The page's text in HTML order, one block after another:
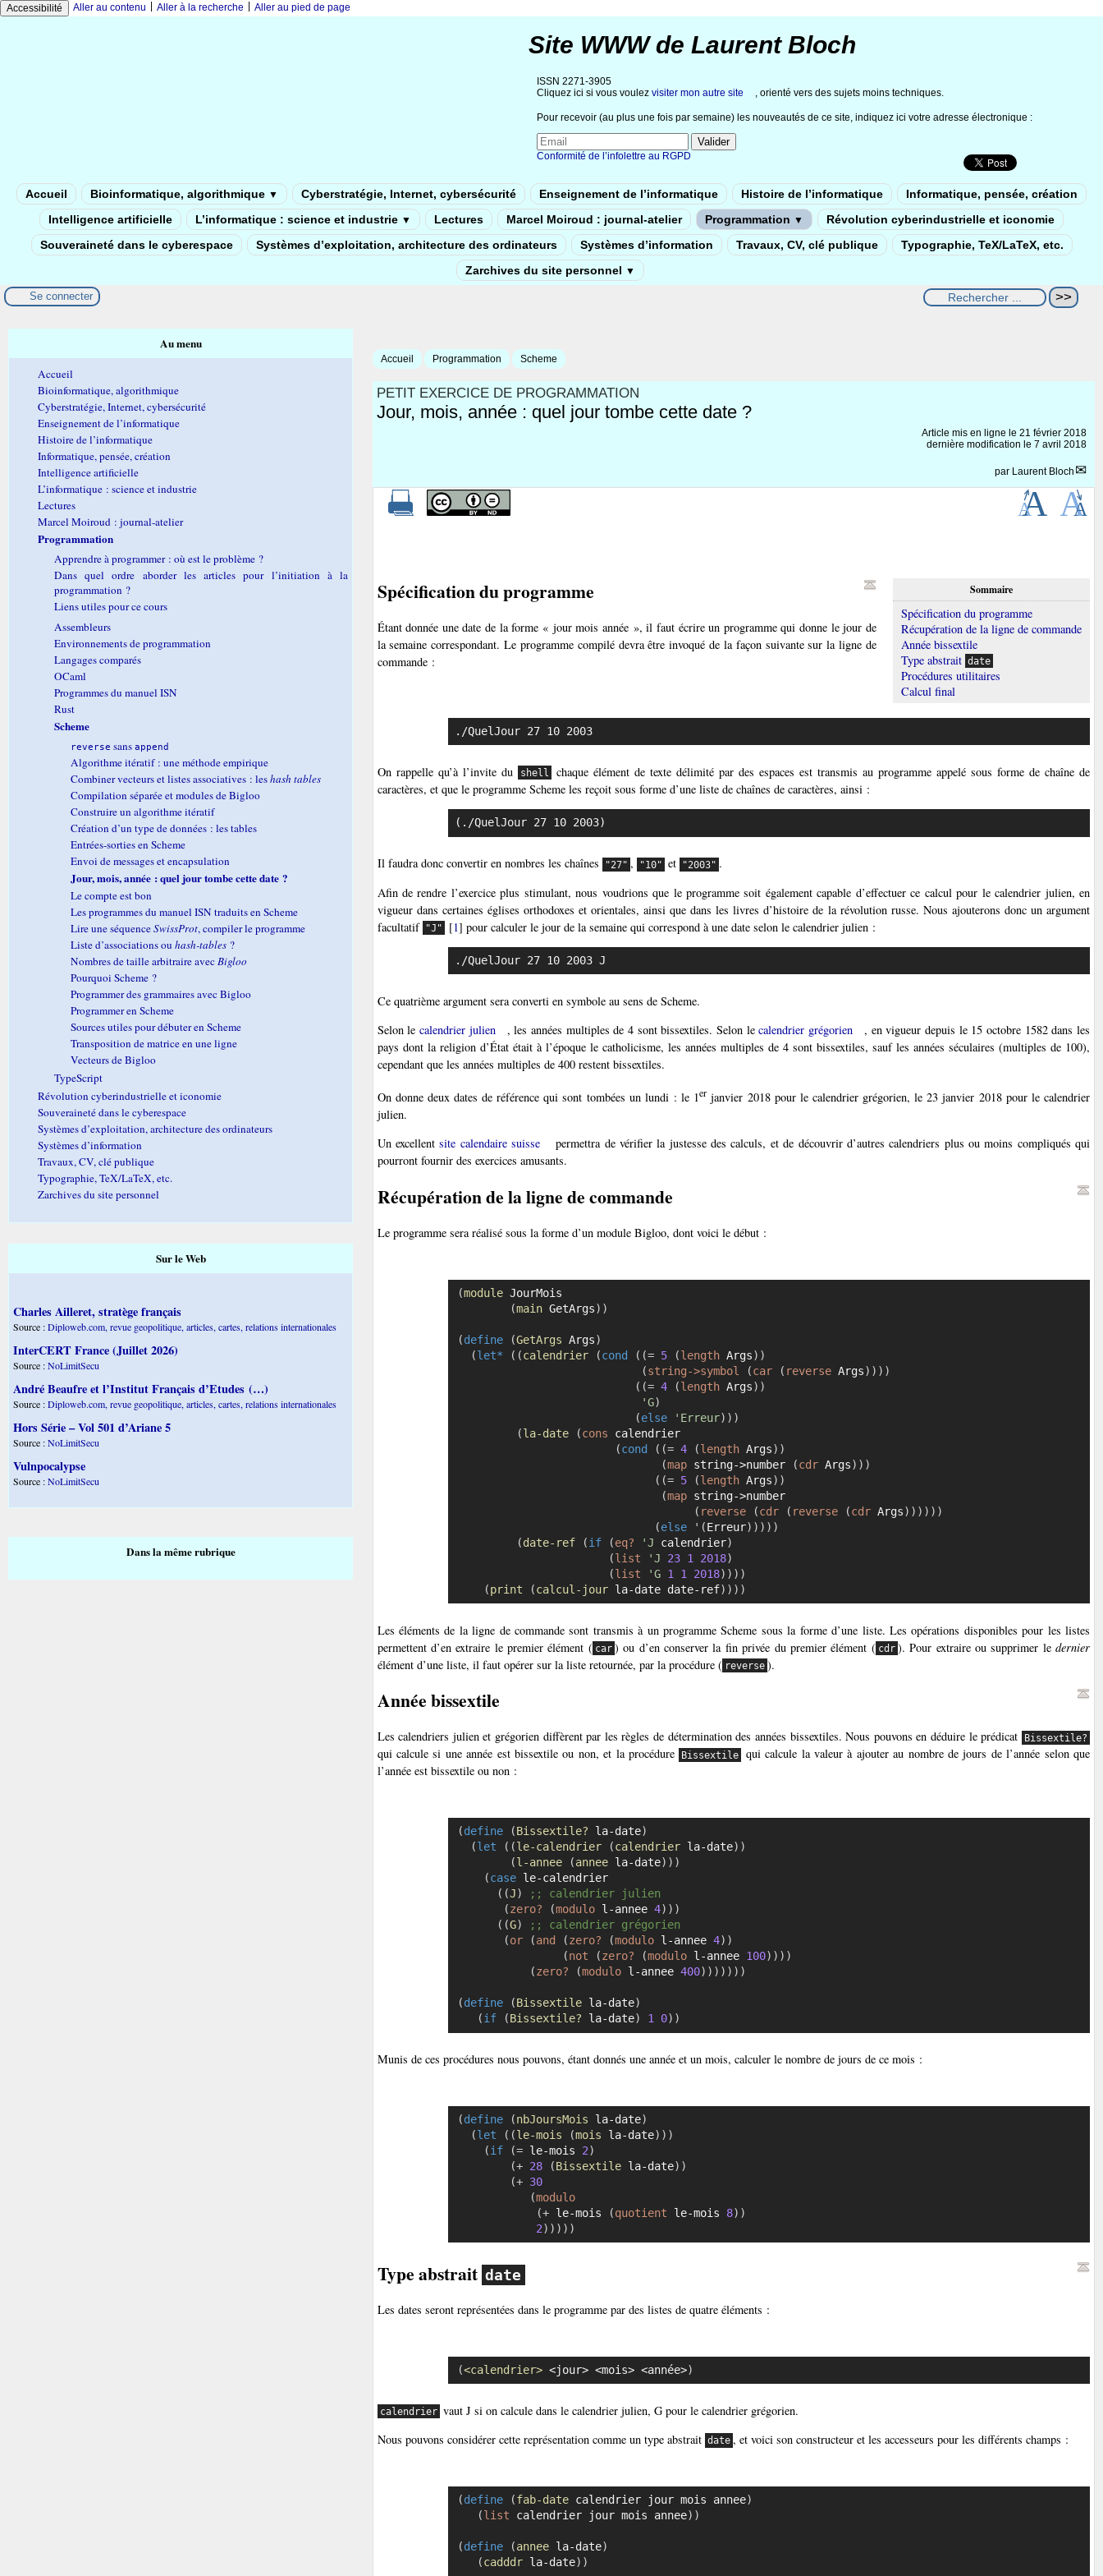
Accessibilité Aller au contenu Aller à la recherche Aller au pied de page
Site WWW de Laurent Bloch
ISSN 2271-3905
Cliquez ici si vous voulez visiter mon autre site , orienté vers des sujets moins techniques.
Pour recevoir (au plus une fois par semaine) les nouveautés de ce site, indiquez ici votre adresse électronique :
Conformité de l’infolettre au RGPD
Accueil Bioinformatique, algorithmique ▼ Cyberstratégie, Internet, cybersécurité Enseignement de l’informatique Histoire de l’informatique
Informatique, pensée, création
Intelligence artificielle
L’informatique : science et industrie ▼ Lectures Marcel Moiroud : journal-atelier Programmation ▼
Révolution cyberindustrielle et iconomie
Souveraineté dans le cyberespace
Systèmes d’exploitation, architecture des ordinateurs Systèmes d’information Travaux, CV, clé publique
Typographie, TeX/LaTeX, etc.
Zarchives du site personnel ▼
Se connecter
Accueil Programmation Scheme
PETIT EXERCICE DE PROGRAMMATION
Jour, mois, année : quel jour tombe cette date ?
Article mis en ligne le 21 février 2018
dernière modification le 7 avril 2018
par Laurent Bloch
Sommaire
Spécification du programme
Récupération de la ligne de commande
Année bissextile
Type abstrait date
Procédures utilitaires
Calcul final
Spécification du programme
Étant donnée une date de la forme « jour mois année », il faut écrire un programme qui donne le jour de
la semaine correspondant. Le programme compilé devra être invoqué de la façon suivante sur la ligne de
commande :
./QuelJour 27 10 2003
On rappelle qu’à l’invite du shell
chaque élément de texte délimité par des espaces est transmis au programme appelé sous forme de chaîne de
caractères, et que le programme Scheme les reçoit sous forme d’une liste de chaînes de caractères, ainsi :
(./QuelJour 27 10 2003)
Il faudra donc convertir en nombres les chaînes "27" , "10" et "2003" .
Afin de rendre l’exercice plus stimulant, nous voudrions que le programme soit également capable d’effectuer ce calcul pour le calendrier julien, en
vigueur dans certaines églises orthodoxes et orientales, ainsi que dans les livres d’histoire de la révolution russe. Nous ajouterons donc un argument
facultatif "J" [1] pour calculer le jour de la semaine qui correspond à une date selon le calendrier julien :
./QuelJour 27 10 2003 J
Ce quatrième argument sera converti en symbole au sens de Scheme.
Selon le calendrier julien , les années multiples de 4 sont bissextiles. Selon lecalendrier grégorien
, en vigueur depuis le 15 octobre 1582 dans les
pays dont la religion d’État était à l’époque le catholicisme, les années multiples de 4 sont bissextiles, sauf les années séculaires (multiples de 100),
cependant que les années multiples de 400 restent bissextiles.
On donne deux dates de référence qui sont tombées un lundi : le 1er janvier 2018 pour le calendrier grégorien, le 23 janvier 2018 pour le calendrier
julien.
Un excellentsite calendaire suisse
permettra de vérifier la justesse des calculs, et de découvrir d’autres calendriers plus ou moins compliqués qui
pourront fournir des exercices amusants.
Récupération de la ligne de commande
Le programme sera réalisé sous la forme d’un module Bigloo, dont voici le début :
(module JourMois
(main GetArgs) )
(define (GetArgs Args)
(let* ( (calendrier (cond ( (= 5 (length Args) )
(string->symbol (car ( reverse Args) ) ) )
( (= 4 (length Args) )
'G)
(else 'Erreur) ) )
(la-date (cons calendrier
(cond ( (= 4 (length Args) )
(map string->number (cdr Args) ) )
( (= 5 (length Args) )
(map string->number
( reverse (cdr ( reverse (cdr Args) ) ) ) ) )
(else ' (Erreur) ) ) ) )
(date-ref (if (eq? 'J calendrier)
(list 'J 23 1 2018)
(list 'G 1 1 2018) ) ) )
(print (calcul-jour la-date date-ref) ) ) )
Les éléments de la ligne de commande sont transmis à un programme Scheme sous la forme d’une liste. Les opérations disponibles pour les listes
permettent d’en extraire le premier élément ( car ) ou d’en conserver la fin privée du premier élément ( cdr ). Pour extraire ou supprimer ledernier
élément d’une liste, il faut opérer sur la liste retournée, par la procédure ( reverse ).
Année bissextile
Les calendriers julien et grégorien diffèrent par les règles de détermination des années bissextiles. Nous pouvons en déduire le prédicat Bissextile?
qui calcule si une année est bissextile ou non, et la procédure Bissextile
qui calcule la valeur à ajouter au nombre de jours de l’année selon que
l’année est bissextile ou non :
(define (Bissextile? la-date)
(let ( (le-calendrier (calendrier la-date) )
(l-annee (annee la-date) ) )
(case le-calendrier
( (J)
;; calendrier julien
(zero? (modulo l-annee 4) ) )
( (G)
;; calendrier grégorien
(or (and (zero? (modulo l-annee 4) )
(not (zero? (modulo l-annee 100) ) ) )
(zero? (modulo l-annee 400) ) ) ) ) ) )
(define (Bissextile la-date)
(if (Bissextile? la-date) 1 0) )
Munis de ces procédures nous pouvons, étant donnés une année et un mois, calculer le nombre de jours de ce mois :
(define (nbJoursMois la-date)
(let ( (le-mois (mois la-date) ) )
(if (= le-mois 2)
(+ 28 (Bissextile la-date) )
(+ 30
(modulo
(+ le-mois (quotient le-mois 8) )
2) ) ) ) )
Type abstrait date
Les dates seront représentées dans le programme par des listes de quatre éléments :
(<calendrier> <jour> <mois> <année>)
calendrier vaut J si on calcule dans le calendrier julien, G pour le calendrier grégorien.
Nous pouvons considérer cette représentation comme un type abstrait date , et voici son constructeur et les accesseurs pour les différents champs :
(define (fab-date calendrier jour mois annee)
(list calendrier jour mois annee) )
(define (annee la-date)
(cadddr la-date) )
Au menu
Accueil
Bioinformatique, algorithmique
Cyberstratégie, Internet, cybersécurité
Enseignement de l’informatique
Histoire de l’informatique
Informatique, pensée, création
Intelligence artificielle
L’informatique : science et industrie
Lectures
Marcel Moiroud : journal-atelier
Programmation
Apprendre à programmer : où est le problème ?
Dans quel ordre aborder les articles pour l’initiation à la
programmation ?
Liens utiles pour ce cours
Assembleurs
Environnements de programmation
Langages comparés
OCaml
Programmes du manuel ISN
Rust
Scheme
reverse sans append
Algorithme itératif : une méthode empirique
Combiner vecteurs et listes associatives : leshash tables
Compilation séparée et modules de Bigloo
Construire un algorithme itératif
Création d’un type de données : les tables
Entrées-sorties en Scheme
Envoi de messages et encapsulation
Jour, mois, année : quel jour tombe cette date ?
Le compte est bon
Les programmes du manuel ISN traduits en Scheme
Lire une séquenceSwissProt, compiler le programme
Liste d’associations ou hash-tables ?
Nombres de taille arbitraire avecBigloo
Pourquoi Scheme ?
Programmer des grammaires avec Bigloo
Programmer en Scheme
Sources utiles pour débuter en Scheme
Transposition de matrice en une ligne
Vecteurs de Bigloo
TypeScript
Révolution cyberindustrielle et iconomie
Souveraineté dans le cyberespace
Systèmes d’exploitation, architecture des ordinateurs
Systèmes d’information
Travaux, CV, clé publique
Typographie, TeX/LaTeX, etc.
Zarchives du site personnel
Sur le Web
Charles Ailleret, stratège français
Source :Diploweb.com, revue geopolitique, articles, cartes, relations internationales
InterCERT France (Juillet 2026)
Source :NoLimitSecu
André Beaufre et l’Institut Français d’Etudes (…)
Source :Diploweb.com, revue geopolitique, articles, cartes, relations internationales
Hors Série – Vol 501 d’Ariane 5
Source :NoLimitSecu
Vulnpocalypse
Source :NoLimitSecu
Dans la même rubrique